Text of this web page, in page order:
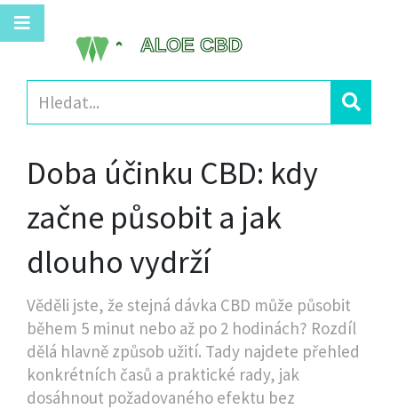
Doba účinku CBD: kdy
začne působit a jak
dlouho vydrží
Věděli jste, že stejná dávka CBD může působit
během 5 minut nebo až po 2 hodinách? Rozdíl
dělá hlavně způsob užití. Tady najdete přehled
konkrétních časů a praktické rady, jak
dosáhnout požadovaného efektu bez